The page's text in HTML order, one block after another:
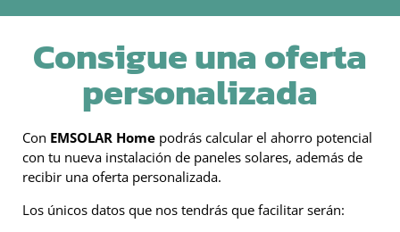
Consigue una oferta
personalizada
Con EMSOLAR Home podrás calcular el ahorro potencial
con tu nueva instalación de paneles solares, además de
recibir una oferta personalizada.
Los únicos datos que nos tendrás que facilitar serán: